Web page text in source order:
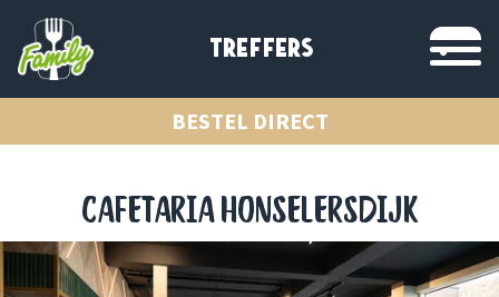
TREFFERS
BESTEL DIRECT
CAFETARIA HONSELERSDIJK